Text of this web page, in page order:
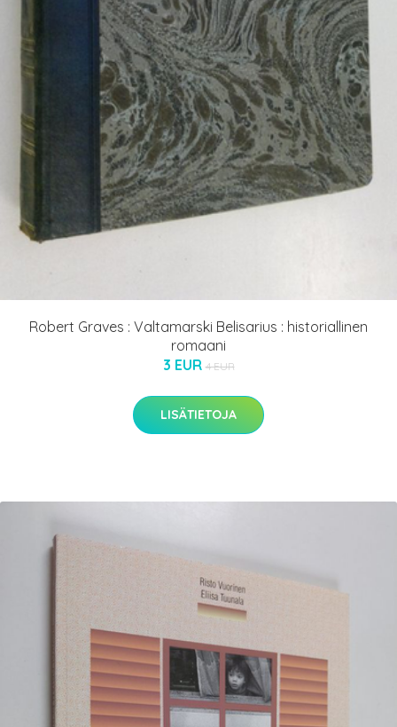
Robert Graves : Valtamarski Belisarius : historiallinen
romaani
3 EUR 4 EUR
LISÄTIETOJA